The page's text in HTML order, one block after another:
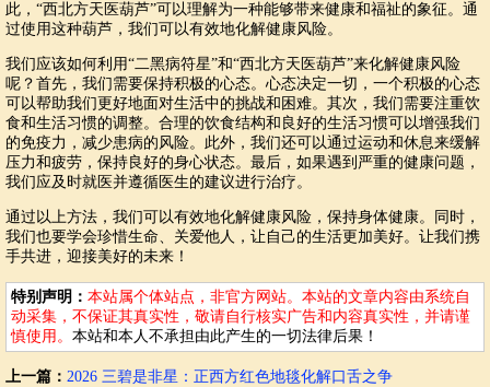
此，“西北方天医葫芦”可以理解为一种能够带来健康和福祉的象征。通
过使用这种葫芦，我们可以有效地化解健康风险。
我们应该如何利用“二黑病符星”和“西北方天医葫芦”来化解健康风险
呢？首先，我们需要保持积极的心态。心态决定一切，一个积极的心态
可以帮助我们更好地面对生活中的挑战和困难。其次，我们需要注重饮
食和生活习惯的调整。合理的饮食结构和良好的生活习惯可以增强我们
的免疫力，减少患病的风险。此外，我们还可以通过运动和休息来缓解
压力和疲劳，保持良好的身心状态。最后，如果遇到严重的健康问题，
我们应及时就医并遵循医生的建议进行治疗。
通过以上方法，我们可以有效地化解健康风险，保持身体健康。同时，
我们也要学会珍惜生命、关爱他人，让自己的生活更加美好。让我们携
手共进，迎接美好的未来！
特别声明： 本站属个体站点，非官方网站。本站的文章内容由系统自
动采集，不保证其真实性，敬请自行核实广告和内容真实性，并请谨
慎使用。 本站和本人不承担由此产生的一切法律后果！
上一篇： 2026 三碧是非星：正西方红色地毯化解口舌之争